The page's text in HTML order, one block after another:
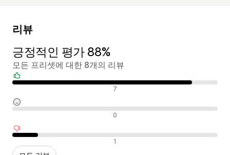
리뷰
긍정적인 평가 88%
모든 프리셋에 대한 8개의 리뷰
긍정적인 리뷰 7
중립적인 리뷰 0
부정적인 리뷰 1